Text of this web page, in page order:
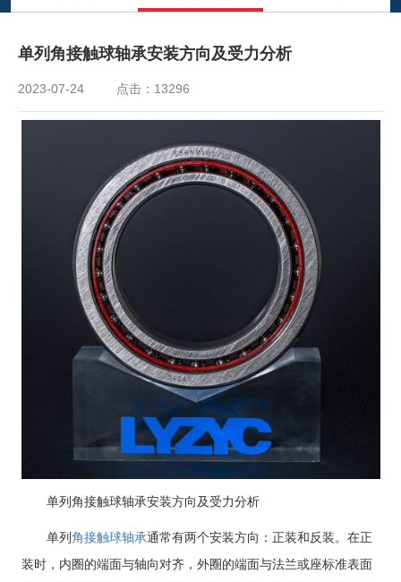
联系我们
单列角接触球轴承安装方向及受力分析
2023-07-24 点击：13296
单列角接触球轴承安装方向及受力分析
单列角接触球轴承通常有两个安装方向：正装和反装。在正
装时，内圈的端面与轴向对齐，外圈的端面与法兰或座标准表面